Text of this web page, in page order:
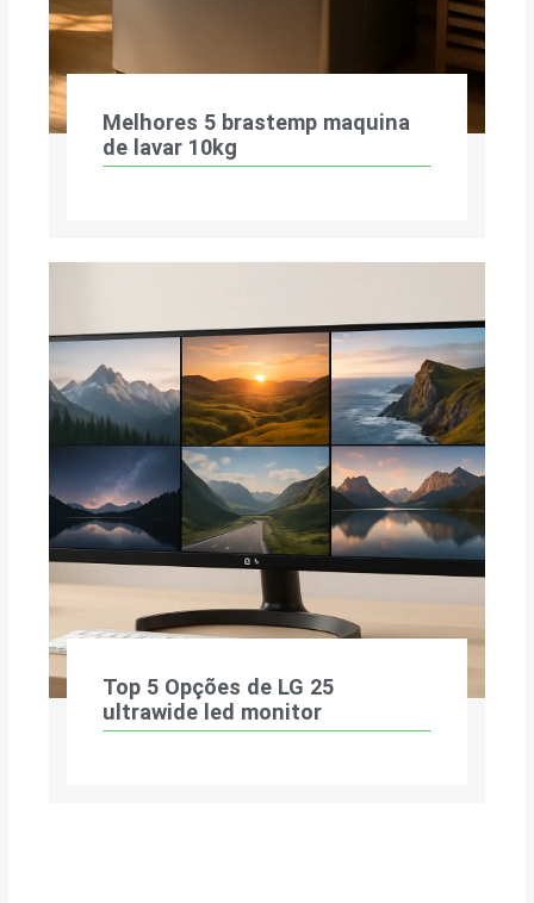
Melhores 5 brastemp maquina
de lavar 10kg
Top 5 Opções de LG 25
ultrawide led monitor